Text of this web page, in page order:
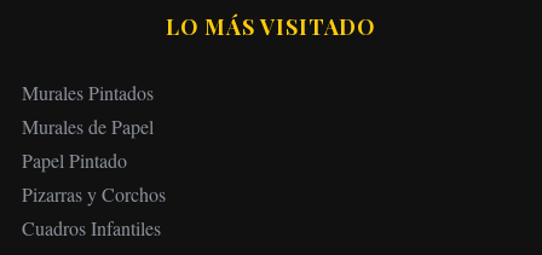
LO MÁS VISITADO
Murales Pintados
Murales de Papel
Papel Pintado
Pizarras y Corchos
Cuadros Infantiles